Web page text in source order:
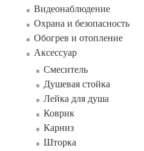
Видеонаблюдение
Охрана и безопасность
Обогрев и отопление
Аксессуар
Смеситель
Душевая стойка
Лейка для душа
Коврик
Карниз
Шторка